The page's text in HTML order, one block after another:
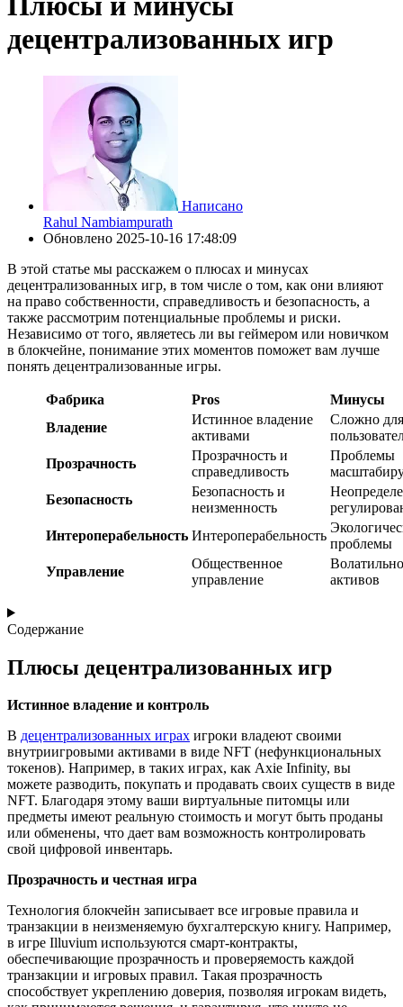
децентрализованных игр
Написано
Rahul Nambiampurath
Обновлено 2025-10-16 17:48:09
В этой статье мы расскажем о плюсах и минусах
децентрализованных игр, в том числе о том, как они влияют
на право собственности, справедливость и безопасность, а
также рассмотрим потенциальные проблемы и риски.
Независимо от того, являетесь ли вы геймером или новичком
в блокчейне, понимание этих моментов поможет вам лучше
понять децентрализованные игры.
Фабрика Pros
Минусы
Владение
Истинное владение
активами
Сложно
Прозрачность
Прозрачность и
справедливость
Проблемы
Безопасность
Безопасность и
неизменность
Интероперабельность Интероперабельность
проблемы
Управление
Общественное
управление
активов
Содержание
Плюсы децентрализованных игр
Истинное владение и контроль
В децентрализованных играх игроки владеют своими
внутриигровыми активами в виде NFT (нефункциональных
токенов). Например, в таких играх, как Axie Infinity, вы
можете разводить, покупать и продавать своих существ в виде
NFT. Благодаря этому ваши виртуальные питомцы или
предметы имеют реальную стоимость и могут быть проданы
или обменены, что дает вам возможность контролировать
свой цифровой инвентарь.
Прозрачность и честная игра
Технология блокчейн записывает все игровые правила и
транзакции в неизменяемую бухгалтерскую книгу. Например,
в игре Illuvium используются смарт-контракты,
обеспечивающие прозрачность и проверяемость каждой
транзакции и игровых правил. Такая прозрачность
способствует укреплению доверия, позволяя игрокам видеть,